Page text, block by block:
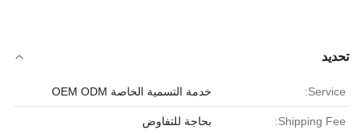
تحديد
Service: خدمة التسمية الخاصة OEM ODM
Shipping Fee: بحاجة للتفاوض